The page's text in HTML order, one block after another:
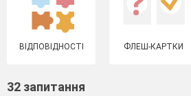
ВІДПОВІДНОСТІ ФЛЕШ-КАРТКИ
32 запитання